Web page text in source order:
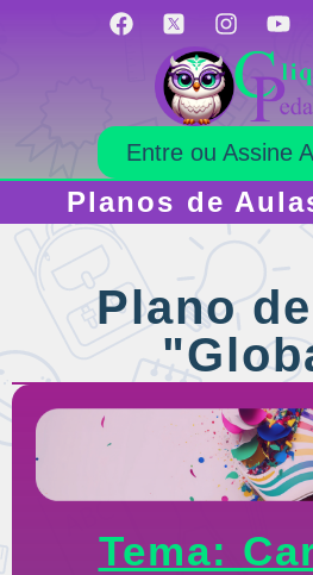
Entre ou Assine
Planos de
Plano
Tema: